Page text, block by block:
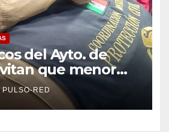
del Ayto. de
que menor
por
caer en una
PULSO-RED